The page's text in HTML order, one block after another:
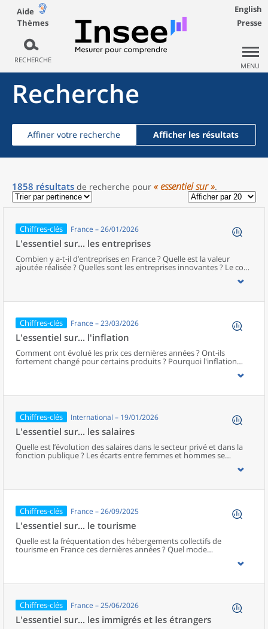
Aide
Thèmes
RECHERCHE
English
Presse
MENU
Recherche
Affiner votre recherche Afficher les résultats
1858 résultats de recherche pour « essentiel sur ».
Chiffres-clés France – 26/01/2026
L'essentiel sur... les entreprises
Combien y a-t-il d’entreprises en France ? Quelle est la valeur
ajoutée réalisée ? Quelles sont les entreprises innovantes ? Le coût
de la main-d’œuvre est-il plus élevé en France ?...L’essentiel sur…
les entreprises fournit des éléments de cadrage pour aborder ces
et d’un court commentaire. Sur le même modèle, retrouvez
Chiffres-clés
France – 23/03/2026
L'essentiel sur... l'inflation
Comment ont évolué les prix ces dernières années ? Ont-ils
fortement changé pour certains produits ? Pourquoi l'inflation
ressentie peut-elle être supérieure à celle mesurée par l'Insee
?...L’essentiel sur… l’inflation fournit des éléments de cadrage pour
manière visuelle et d’un court commentaire. Sur le même modèle,
Chiffres-clés
International – 19/01/2026
L'essentiel sur... les salaires
Quelle est l’évolution des salaires dans le secteur privé et dans la
fonction publique ? Les écarts entre femmes et hommes se
réduisent-ils ? Quelles différences de salaires entre territoires
manière visuelle et d’un court commentaire.Sur le même modèle,
Chiffres-clés
France – 26/09/2025
L'essentiel sur... le tourisme
Quelle est la fréquentation des hébergements collectifs de
tourisme en France ces dernières années ? Quel mode
d’hébergement choisissent plutôt les touristes résidents ? Qui ne
cadrage pour aborder ces questions, à l’aide de chiffres clés
Chiffres-clés France – 25/06/2026
L'essentiel sur... les immigrés et les étrangers